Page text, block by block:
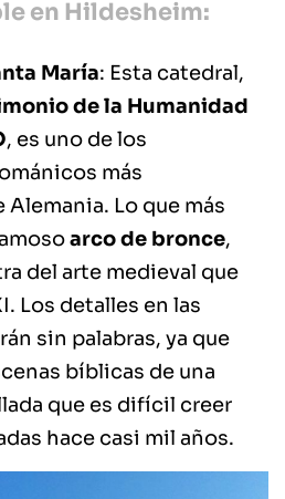
en Hildesheim:
María: Esta catedral,
de la Humanidad
, es uno de los
más
Lo que más
arco de bronce,
del arte medieval que
Los detalles en las
sin palabras, ya que
bíblicas de una
que es difícil creer
hace casi mil años.